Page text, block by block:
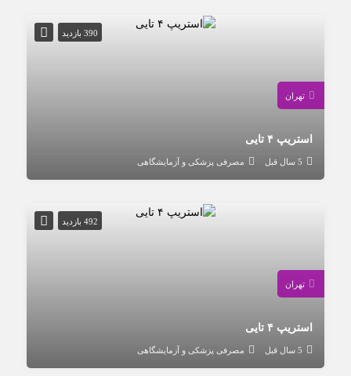
390 بازدید
تهران
استریپ ۴ تایی
5 سال قبل مصرفی پزشکی و آزمایشگاهی
492 بازدید
تهران
استریپ ۴ تایی
5 سال قبل مصرفی پزشکی و آزمایشگاهی